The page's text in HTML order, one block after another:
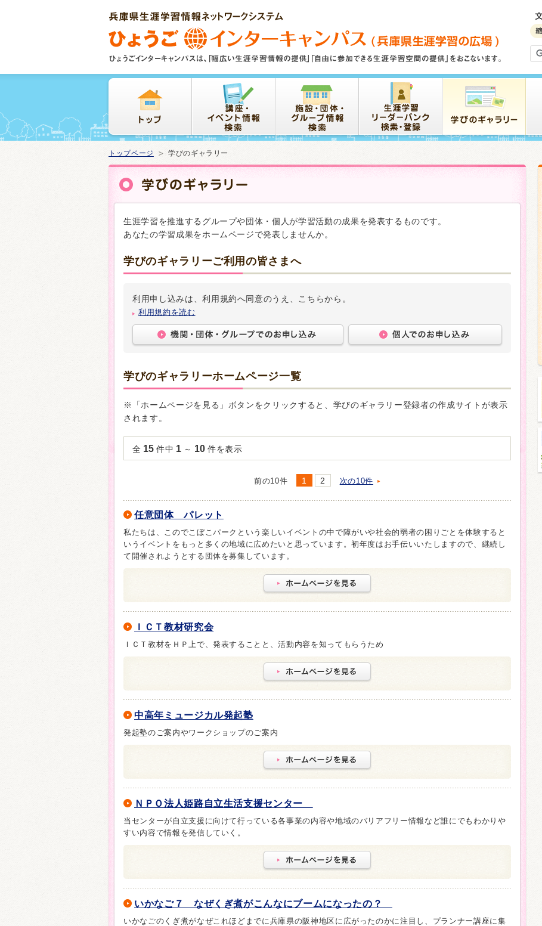
キ
トップページ 学びのギャラリー
生涯学習を推進するグループや団体・個人が学習活動の成果を発表するものです。
あなたの学習成果をホームページで発表しませんか。
学びのギャラリーご利用の皆さまへ
利用申し込みは、利用規約へ同意のうえ、こちらから。
利用規約を読む
学びのギャラリーホームページ一覧
※「ホームページを見る」ボタンをクリックすると、学びのギャラリー登録者の作成サイトが表示
されます。
全 15 件中 1 ～ 10 件を表示
前の10件 1 2 次の10件
任意団体 パレット
私たちは、このでこぼこパークという楽しいイベントの中で障がいや社会的弱者の困りごとを体験すると
いうイベントをもっと多くの地域に広めたいと思っています。初年度はお手伝いいたしますので、継続し
て開催されようとする団体を募集しています。
ＩＣＴ教材研究会
ＩＣＴ教材をＨＰ上で、発表することと、活動内容を知ってもらうため
中高年ミュージカル発起塾
発起塾のご案内やワークショップのご案内
ＮＰＯ法人姫路自立生活支援センター
当センターが自立支援に向けて行っている各事業の内容や地域のバリアフリー情報など誰にでもわかりや
すい内容で情報を発信していく。
いかなご７ なぜくぎ煮がこんなにブームになったの？
いかなごのくぎ煮がなぜこれほどまでに兵庫県の阪神地区に広がったのかに注目し、プランナー講座に集